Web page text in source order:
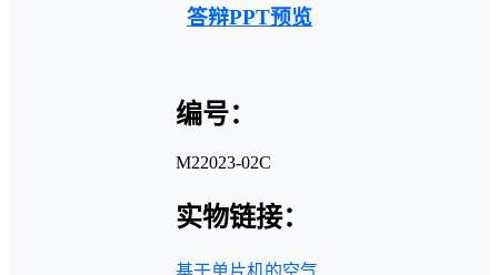
答辩PPT预览
编号：
M22023-02C
实物链接：
基于单片机的空气